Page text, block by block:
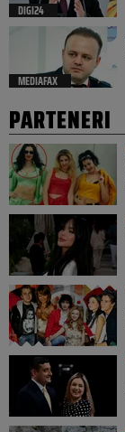
DIGI24
MEDIAFAX
PARTENERI